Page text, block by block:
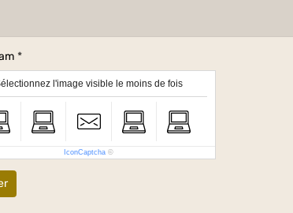
l'image visible le moins de fois
IconCaptcha ©